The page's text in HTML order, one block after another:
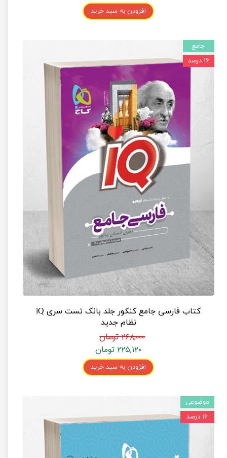
افزودن به سبد خرید
کتاب فارسی جامع کنکور جلد بانک تست سری iQ
نظام جدید
۲۶۸,۰۰۰ تومان
۲۲۵,۱۲۰ تومان
افزودن به سبد خرید
جامع
۱۶ درصد
موضوعی
۱۶ درصد